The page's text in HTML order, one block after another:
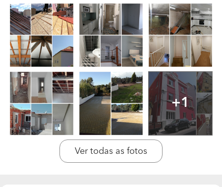
interior e exterior. Cláudio Neves
A sua equipa é constituída por quantas pessoas?
Qual a formação e experiência profissional que
possuem?
somos uma equipa composta por 12 pessoas, todos
temos formação na area de pedreiro, canalizador,
electricista, pintor, estucador, plaquista / extrutura de
pladur, zona centro e zona sul.
Recorrem a terceiros para a realização de algum
tipo de trabalho? Em que categoria profissional?
Não recorremos a sub contratados. quando excesso de
trabalho as equipas do centro e do sul auxiliam-se.
+1
Ver todas as fotos